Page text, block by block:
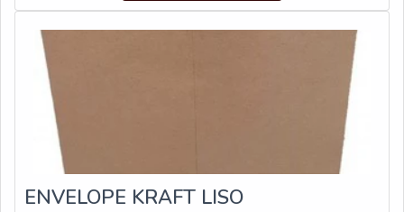
que preza pela segurança, descobre o site da Zurc
Etiquetas. Disponibilizando para os clientes etiqueta de
zetex e botão para costura, focando em tecnologia e
desenvolvimento no que gera resultado ao cliente.Ainda
focando na qualidade em etiqueta placa de metal
personalizada, na essência da empresa, a mesma deve
prezar pelos produtos e serviços com ótima qualidade e
precisão, detalhes primordiais que são deixados de lado
cliente.É importante lembrar que o produto deve sempre
ENVELOPE KRAFT LISO